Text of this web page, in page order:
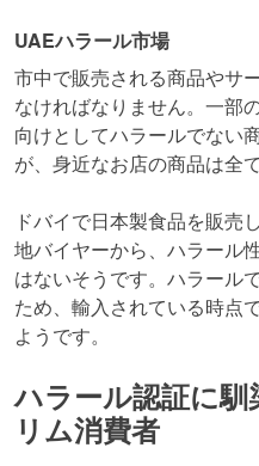
UAEハラール市場
市中で販売される商品やサ
なければなりません。一部
向けとしてハラールでない
が、身近なお店の商品は全
ドバイで日本製食品を販売
地バイヤーから、ハラール
はないそうです。ハラール
ため、輸入されている時点
ようです。
ハラール認証に
リム消費者